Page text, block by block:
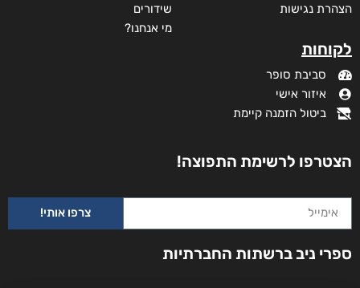
הצהרת נגישות
לקוחות
סביבת סופר
איזור אישי
ביטול הזמנה קיימת
שידורים
מי אנחנו?
הצטרפו לרשימת התפוצה!
צרפו אותי!
ספרי ניב ברשתות החברתיות